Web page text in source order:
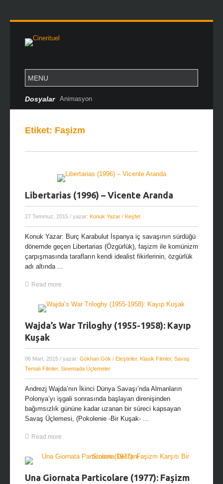
Dosyalar Animasyon
Etiket: Faşizm
Libertarias (1996) – Vicente Aranda
27 Temmuz, 2015 / yazar: Konuk Yazar / Keşfet
Konuk Yazar: Burç Karabulut İspanya iç savaşının sürdüğü
dönemde geçen Libertarias (Özgürlük), faşizm ile komünizm
çarpışmasında tarafların kendi idealist fikirlerinin, özgürlük
adı altında ...
Read more
Wajda’s War Triloghy (1955-1958): Kayıp
Kuşak
06 Mart, 2015 / yazar: Gökhan Gök / Eleştiriler, Klasik Filmler, Savaş
Temalı Filmler, Sinemada Üçlemeler
Andrezj Wajda’nın İkinci Dünya Savaşı’nda Almanların
Polonya’yı işgali sonrasında başlayan direnişinden
bağımsızlık gününe kadar uzanan bir süreci kapsayan
Savaş Üçlemesi, (Pokolenie -Bir Kuşak- ...
Read more
Una Giornata Particolare (1977): Faşizm